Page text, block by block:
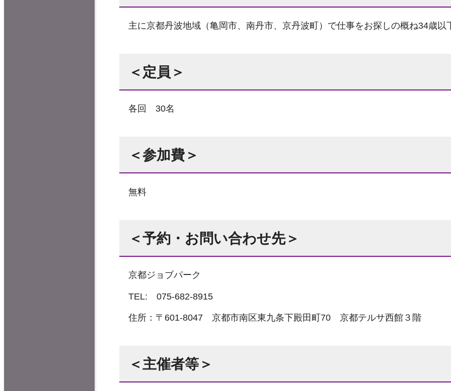
主に京都丹波地域（亀岡市、南丹市、京丹波町）で仕事をお探しの概ね34歳以
＜定員＞
各回 30名
＜参加費＞
無料
＜予約・お問い合わせ先＞
京都ジョブパーク
TEL: 075-682-8915
住所：〒601-8047 京都市南区東九条下殿田町70 京都テルサ西館３階
＜主催者等＞